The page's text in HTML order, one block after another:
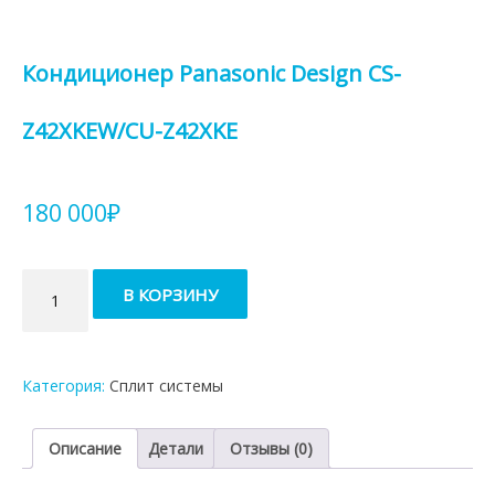
Кондиционер Panasonic Design CS-
Z42XKEW/CU-Z42XKE
180 000₽
товара
CS-
Z42XKE
В КОРЗИНУ
Категория: Сплит системы
Описание Детали Отзывы (0)